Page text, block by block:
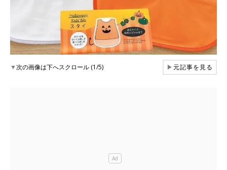
▼次の画像は下へスクロール (1/5) ▶元記事を見る